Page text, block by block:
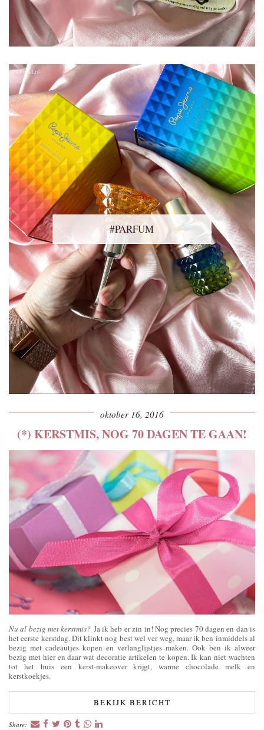
#PARFUM
oktober 16, 2016
(*) KERSTMIS, NOG 70 DAGEN TE GAAN!
Nu al bezig met kerstmis? Ja ik heb er zin in! Nog precies 70 dagen en dan is
het eerste kerstdag. Dit klinkt nog best wel ver weg, maar ik ben inmiddels al
bezig met cadeautjes kopen en verlanglijstjes maken. Ook ben ik alweer
bezig met hier en daar wat decoratie artikelen te kopen. Ik kan niet wachten
tot het huis een kerst-makeover krijgt, warme chocolade melk en
kerstkoekjes.
BEKIJK BERICHT
Share: